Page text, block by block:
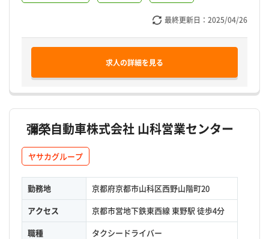
最終更新日： 2025/04/26
求人の詳細を見る
彌榮自動車株式会社 山科営業センター
ヤサカグループ
勤務地
京都府京都市山科区西野山階町20
アクセス
京都市営地下鉄東西線 東野駅 徒歩4分
職種
タクシードライバー